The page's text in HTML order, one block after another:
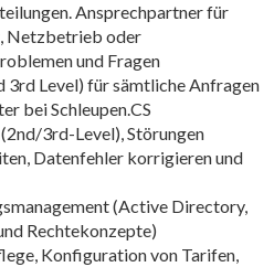
Ansprechpartner für
Netzbetrieb oder
und Fragen
3rd Level) für sämtliche Anfragen
bei Schleupen.CS
3rd-Level), Störungen
Datenfehler korrigieren und
(Active Directory,
Rechtekonzepte)
Konfiguration von Tarifen,